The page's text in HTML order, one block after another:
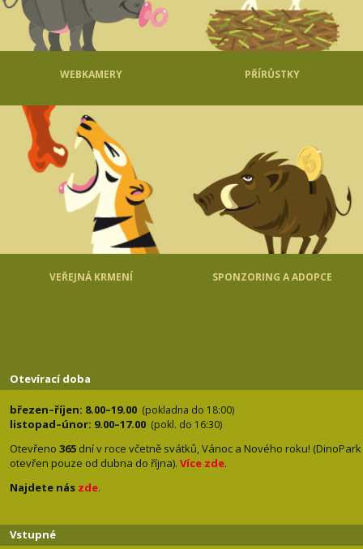
WEBKAMERY PŘÍRŮSTKY
VEŘEJNÁ KRMENÍ SPONZORING A ADOPCE
Otevírací doba
březen–říjen: 8.00–19.00 (pokladna do 18:00)
listopad–únor: 9.00–17.00 (pokl. do 16:30)
Otevřeno 365 dní v roce včetně svátků, Vánoc a Nového roku! (DinoPark
otevřen pouze od dubna do října). Více zde.
Najdete nás zde.
Vstupné